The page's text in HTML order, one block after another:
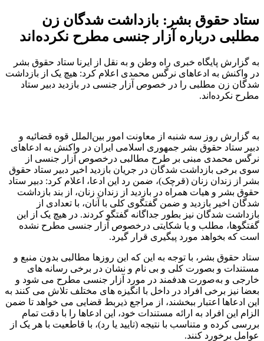
ستاد حقوق بشر: بازداشت شدگان زن
مطلبی درباره آزار جنسی مطرح نکرده‌اند
به گزارش پایگاه خبری راه وطن و به نقل از ایرنا ستاد حقوق بشر
در واکنش به ادعاهای نرگس محمدی اعلام کرد: هیچ یک از بازداشت
شدگان زن مطلبی را در خصوص آزار جنسی در بازدید دبیر ستاد
مطرح نکرده‌اند.
به گزارش روز سه شنبه از معاونت امور بین‌الملل قوه قضائیه و
دبیر ستاد حقوق بشر جمهوری اسلامی ایران در واکنش به ادعاهای
نرگس محمدی مبنی بر طرح مطالبی درخصوص آزار جنسی از
سوی برخی بازداشت شدگان در جریان بازدید اخیر دبیر ستاد حقوق
بشر از زندان زنان (قرچک)، ضمن رد این ادعا، اعلام کرد: دبیر ستاد
حقوق بشر و هیات همراه در بازدید از زندان زنان، از بند بازداشت
شدگان اخیر بازدید و ضمن گفتگوی کلی با آنان، با تعدادی از
بازداشت شدگان نیز بطور جداگانه گفتگو کردند. در هیچ یک از این
گفتگوها، مطلب و یا شکایتی درخصوص آزار جنسی مطرح نشده
است که بخواهد مورد پیگیری قرار گیرد.
ستاد حقوق بشر، با توجه به این که این روزها مطالبی بدون منبع و
مستندات و بصورت کلی و بی نام و نشان در برخی رسانه های
خارجی و به‌صورت هدفمند در مورد آزار جنسی مطرح می شود و
بعضا نیز برخی افراد در داخل با انگیزه های مختلف تلاش می کنند به
این ادعاها اعتبار ببخشند، از مراجع ذیربط قضایی می خواهد تا ضمن
الزام این افراد به ارائه مستندات خود، این ادعاها را با دقت تمام
بررسی کرده و متناسب با نتیجه (تایید یا رد)، با قاطعیت با هر یک از
عوامل برخورد کنند.